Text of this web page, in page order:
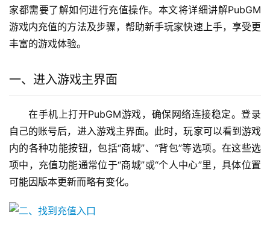
家都需要了解如何进行充值操作。本文将详细讲解PubGM
游戏内充值的方法及步骤，帮助新手玩家快速上手，享受更
丰富的游戏体验。
一、进入游戏主界面
在手机上打开PubGM游戏，确保网络连接稳定。登录
自己的账号后，进入游戏主界面。此时，玩家可以看到游戏
内的各种功能按钮，包括“商城”、“背包”等选项。在这些选
项中，充值功能通常位于“商城”或“个人中心”里，具体位置
可能因版本更新而略有变化。